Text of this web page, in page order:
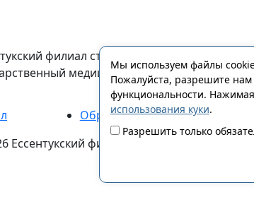
Мы используем файлы
Пожалуйста, разрешите
функциональности.
использования куки.
Разрешить только
филиал ставропольский
медицинский университет
Образование
Ессентукский филиал Ставропольский